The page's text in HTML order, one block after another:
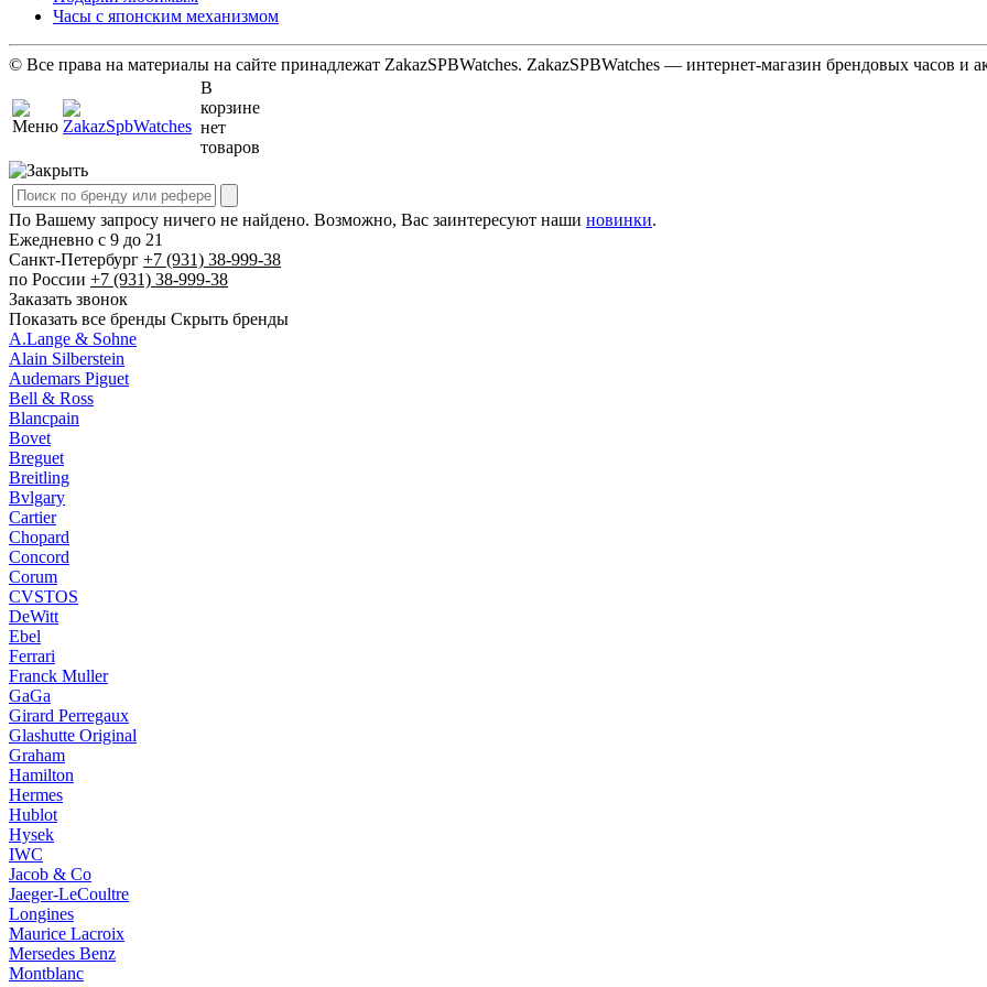
Часы с японским механизмом
© Все права на материалы на сайте принадлежат ZakazSPBWatches. ZakazSPBWatches — интернет-магазин брендовых часов и
В
корзине
нет
товаров
По Вашему запросу ничего не найдено. Возможно, Вас заинтересуют наши новинки.
Ежедневно с 9 до 21
Cанкт-Петербург +7 (931) 38-999-38
по России +7 (931) 38-999-38
Заказать звонок
Показать все бренды Скрыть бренды
A.Lange & Sohne
Alain Silberstein
Audemars Piguet
Bell & Ross
Blancpain
Bovet
Breguet
Breitling
Bvlgary
Cartier
Chopard
Concord
Corum
CVSTOS
DeWitt
Ebel
Ferrari
Franck Muller
GaGa
Girard Perregaux
Glashutte Original
Graham
Hamilton
Hermes
Hublot
Hysek
IWC
Jacob & Co
Jaeger-LeCoultre
Longines
Maurice Lacroix
Mersedes Benz
Montblanc